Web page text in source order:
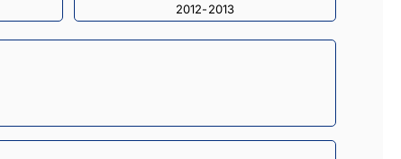
2012-2013